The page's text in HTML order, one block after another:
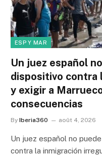
ESP Y MAR
Un juez español
dispositivo contra
y exigir a
consecuencias
By Iberia360 août 4, 2026
Un juez español no
contra la inmigración